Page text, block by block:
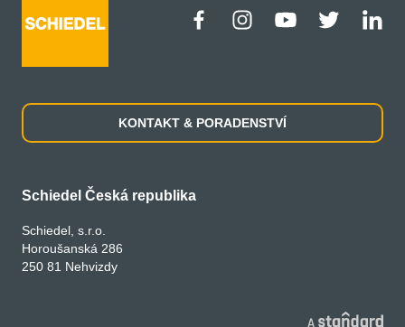
KONTAKT & PORADENSTVÍ
Schiedel Česká republika
Schiedel, s.r.o.
Horoušanská 286
250 81 Nehvizdy